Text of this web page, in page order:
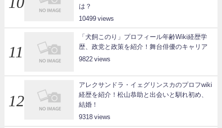
は？
10499
「犬飼このり」プロフィール年齢Wiki経歴学
歴、政党と政策を紹介！舞台俳優のキャリア
9822
アレクサンドラ・イェグリンスカのプロフwiki
経歴を紹介！松山恭助と出会いと馴れ初め、
結婚！
9318